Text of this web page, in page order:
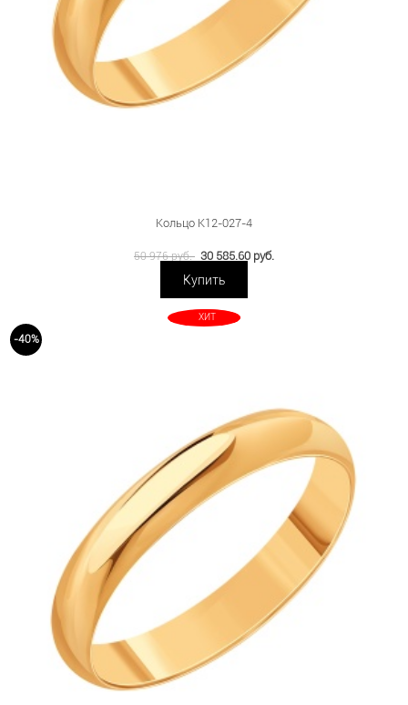
Кольцо К12-027-4
50 976 руб. 30 585.60 руб.
Купить
-40%
ХИТ